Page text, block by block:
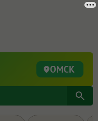
ОМСК